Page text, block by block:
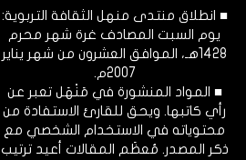
■ انطلاق منتدى منهل الثقافة التربوية:
يوم السبت المصادف غرة شهر محرم
1428هـ، الموافق العشرون من شهر يناير
2007م.
■ المواد المنشورة في مَنْهَل تعبر عن
رأي كاتبها. ويحق للقارئ الاستفادة من
محتوياته في الاستخدام الشخصي مع
ذكر المصدر. مُعظَم المقالات أعيد ترتيب